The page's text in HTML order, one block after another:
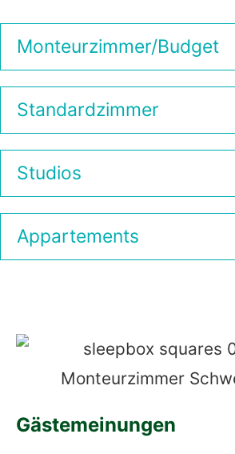
Monteurzimmer/Budget
Standardzimmer
Studios
Appartements
Gästemeinungen